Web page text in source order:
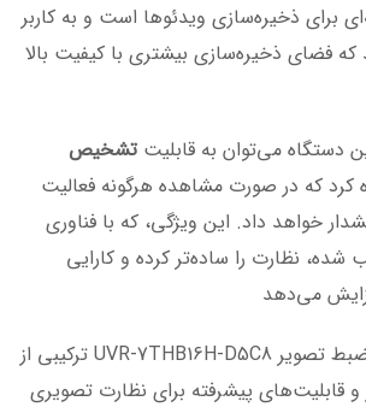
برای ذخیره‌سازی ویدئوها است و به کاربر
فضای ذخیره‌سازی بیشتری با کیفیت بالا
دستگاه می‌توان به قابلیت تشخیص
کرد که در صورت مشاهده هرگونه فعالیت
خواهد داد. این ویژگی، که با فناوری
نظارت را ساده‌تر کرده و کارایی
می‌دهد​
در مجموع، دستگاه ضبط تصویر UVR-7THB16H-D5C8 ترکیبی از
و قابلیت‌های پیشرفته برای نظارت تصویری